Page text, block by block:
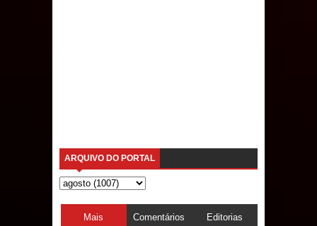
ARQUIVO DO PORTAL
Mais Comentários Editorias